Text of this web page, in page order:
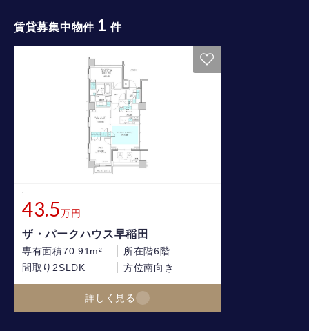
賃貸募集中物件 1 件
43.5万円
ザ・パークハウス早稲田
専有面積70.91m² 所在階6階
間取り2SLDK 方位南向き
詳しく見る